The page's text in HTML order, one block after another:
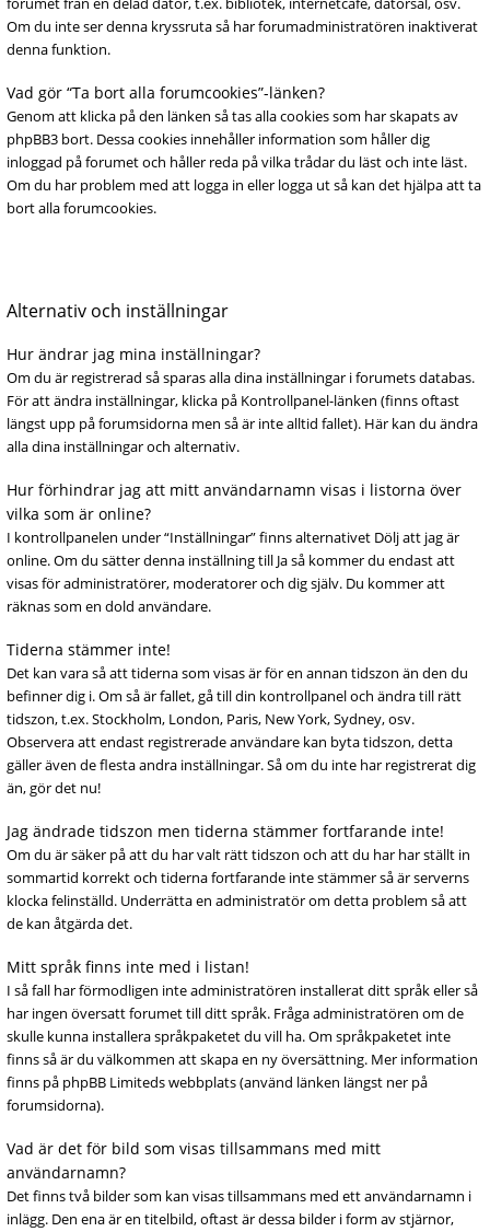
Om du inte ser denna kryssruta så har forumadministratören inaktiverat
denna funktion.
Vad gör “Ta bort alla forumcookies”-länken?
Genom att klicka på den länken så tas alla cookies som har skapats av
phpBB3 bort. Dessa cookies innehåller information som håller dig
inloggad på forumet och håller reda på vilka trådar du läst och inte läst.
Om du har problem med att logga in eller logga ut så kan det hjälpa att ta
bort alla forumcookies.
Alternativ och inställningar
Hur ändrar jag mina inställningar?
Om du är registrerad så sparas alla dina inställningar i forumets databas.
För att ändra inställningar, klicka på Kontrollpanel-länken (finns oftast
längst upp på forumsidorna men så är inte alltid fallet). Här kan du ändra
alla dina inställningar och alternativ.
Hur förhindrar jag att mitt användarnamn visas i listorna över
vilka som är online?
I kontrollpanelen under “Inställningar” finns alternativet Dölj att jag är
online. Om du sätter denna inställning till Ja så kommer du endast att
visas för administratörer, moderatorer och dig själv. Du kommer att
räknas som en dold användare.
Tiderna stämmer inte!
Det kan vara så att tiderna som visas är för en annan tidszon än den du
befinner dig i. Om så är fallet, gå till din kontrollpanel och ändra till rätt
tidszon, t.ex. Stockholm, London, Paris, New York, Sydney, osv.
Observera att endast registrerade användare kan byta tidszon, detta
gäller även de flesta andra inställningar. Så om du inte har registrerat dig
än, gör det nu!
Jag ändrade tidszon men tiderna stämmer fortfarande inte!
Om du är säker på att du har valt rätt tidszon och att du har har ställt in
sommartid korrekt och tiderna fortfarande inte stämmer så är serverns
klocka felinställd. Underrätta en administratör om detta problem så att
de kan åtgärda det.
Mitt språk finns inte med i listan!
I så fall har förmodligen inte administratören installerat ditt språk eller så
har ingen översatt forumet till ditt språk. Fråga administratören om de
skulle kunna installera språkpaketet du vill ha. Om språkpaketet inte
finns så är du välkommen att skapa en ny översättning. Mer information
finns på phpBB Limiteds webbplats (använd länken längst ner på
forumsidorna).
Vad är det för bild som visas tillsammans med mitt
användarnamn?
Det finns två bilder som kan visas tillsammans med ett användarnamn i
inlägg. Den ena är en titelbild, oftast är dessa bilder i form av stjärnor,